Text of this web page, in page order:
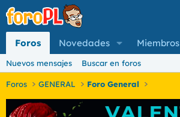
Foros Novedades Miembros
Nuevos mensajes Buscar en foros
Foros GENERAL Foro General